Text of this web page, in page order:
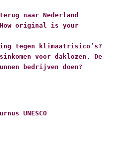
naar Nederland
original is your
tegen klimaatrisico’s?
voor daklozen. De
bedrijven doen?
UNESCO